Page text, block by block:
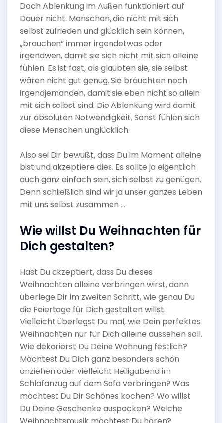
Doch Ablenkung im Außen funktioniert auf
Dauer nicht. Menschen, die nicht mit sich
selbst zufrieden und glücklich sein können,
„brauchen“ immer irgendetwas oder
irgendwen, damit sie sich nicht mit sich alleine
fühlen. Es ist fast, als glaubten sie, sie selbst
wären nicht gut genug. Sie bräuchten noch
irgendjemanden, damit sie eben nicht so allein
mit sich selbst sind. Die Ablenkung wird damit
zur absoluten Notwendigkeit. Sonst fühlen sich
diese Menschen unglücklich.
Also sei Dir bewußt, dass Du im Moment alleine
bist und akzeptiere dies. Es sollte ja eigentlich
auch ganz einfach sein, sich selbst zu genügen.
Denn schließlich sind wir ja unser ganzes Leben
mit uns selbst zusammen …
Wie willst Du Weihnachten für
Dich gestalten?
Hast Du akzeptiert, dass Du dieses
Weihnachten alleine verbringen wirst, dann
überlege Dir im zweiten Schritt, wie genau Du
die Feiertage für Dich gestalten willst.
Vielleicht überlegst Du mal, wie Dein perfektes
Weihnachten nur für Dich alleine aussehen soll.
Wie dekorierst Du Deine Wohnung festlich?
Möchtest Du Dich ganz besonders schön
anziehen oder vielleicht Heiligabend im
Schlafanzug auf dem Sofa verbringen? Was
möchtest Du Dir Schönes kochen? Wo willst
Du Deine Geschenke auspacken? Welche